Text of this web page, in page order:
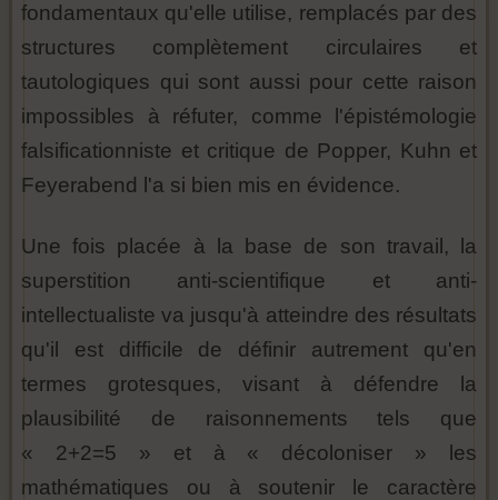
fondamentaux qu'elle utilise, remplacés par des
structures complètement circulaires et
tautologiques qui sont aussi pour cette raison
impossibles à réfuter, comme l'épistémologie
falsificationniste et critique de Popper, Kuhn et
Feyerabend l'a si bien mis en évidence.
Une fois placée à la base de son travail, la
superstition anti-scientifique et anti-
intellectualiste va jusqu'à atteindre des résultats
qu'il est difficile de définir autrement qu'en
termes grotesques, visant à défendre la
plausibilité de raisonnements tels que
« 2+2=5 » et à « décoloniser » les
mathématiques ou à soutenir le caractère